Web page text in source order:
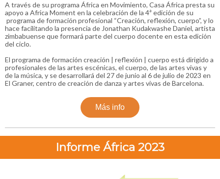
A través de su programa África en Movimiento, Casa África presta su
apoyo a Africa Moment en la celebración de la 4ª edición de su
programa de formación profesional “Creación, reflexión, cuerpo”, y lo
hace facilitando la presencia de Jonathan Kudakwashe Daniel, artista
zimbabuense que formará parte del cuerpo docente en esta edición
del ciclo.
El programa de formación creación | reflexión | cuerpo está dirigido a
profesionales de las artes escénicas, el cuerpo, de las artes vivas y
de la música, y se desarrollará del 27 de junio al 6 de julio de 2023 en
El Graner, centro de creación de danza y artes vivas de Barcelona.
Más info
Informe África 2023